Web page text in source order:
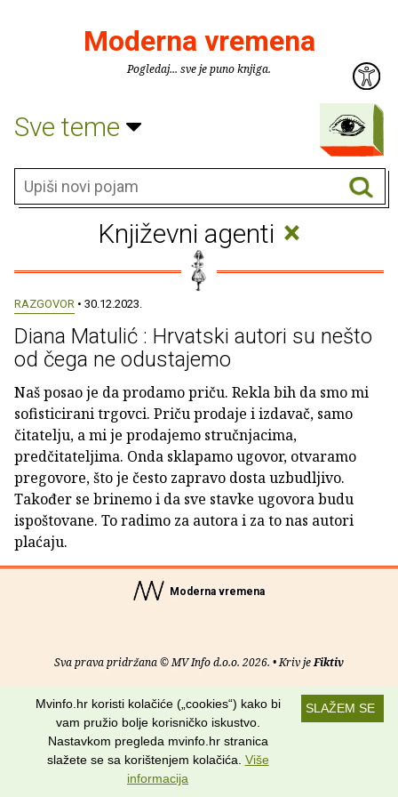
Moderna vremena
Pogledaj... sve je puno knjiga.
Sve teme
Književni agenti ×
RAZGOVOR • 30.12.2023.
Diana Matulić : Hrvatski autori su nešto
od čega ne odustajemo
Naš posao je da prodamo priču. Rekla bih da smo mi
sofisticirani trgovci. Priču prodaje i izdavač, samo
čitatelju, a mi je prodajemo stručnjacima,
predčitateljima. Onda sklapamo ugovor, otvaramo
pregovore, što je često zapravo dosta uzbudljivo.
Također se brinemo i da sve stavke ugovora budu
ispoštovane. To radimo za autora i za to nas autori
plaćaju.
Moderna vremena
Sva prava pridržana © MV Info d.o.o. 2026. • Kriv jeFiktiv
O nama • Pomoć• Uvjeti korištenja• RSS kanali
Potraži nas na:
SLAŽEM SE
Mvinfo.hr koristi kolačiće („cookies“) kako bi
vam pružio bolje korisničko iskustvo.
Nastavkom pregleda mvinfo.hr stranica
slažete se sa korištenjem kolačića. Više
informacija